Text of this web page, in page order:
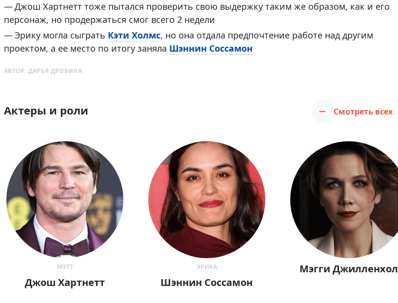
Джош Хартнетт тоже пытался проверить свою выдержку таким же образом, как и его
персонаж, но продержаться смог всего 2 недели
Эрику могла сыграть Кэти Холмс, но она отдала предпочтение работе над другим
проектом, а ее место по итогу заняла Шэннин Соссамон
АВТОР: ДАРЬЯ ДРОБИНА
Актеры и роли Смотреть всех
МЭТТ
Джош Хартнетт
ЭРИКА
Шэннин Соссамон
Мэгги Джилленхол